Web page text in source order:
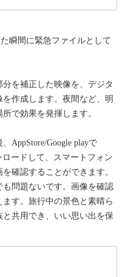
瞬間に緊急ファイルとして
を補正した映像を、デジタ
作成します。夜間など、明
で効果を発揮します。
AppStore/Google playで
ロードして、スマートフォン
確認することができます。
問題ないです。画像を確認
す。旅行中の景色と素晴ら
共用でき、いい思い出を保